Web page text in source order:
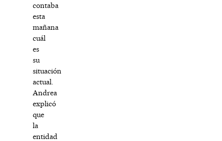
contaba
esta
mañana
cuál
es
su
situación
actual.
Andrea
explicó
que
la
entidad